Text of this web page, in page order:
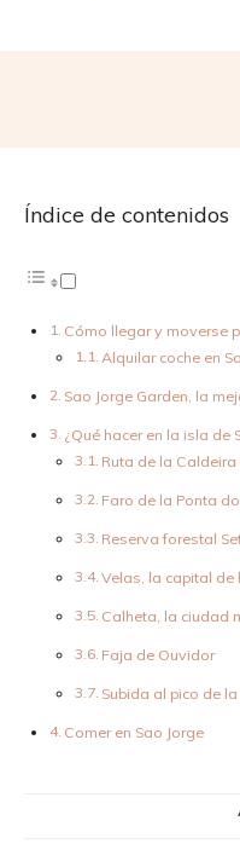
Índice de contenidos
Cómo llegar y moverse
Alquilar coche en
Sao Jorge Garden, la
¿Qué hacer en la isla de
Ruta de la
Faro de la Ponta
Reserva forestal
Velas, la capital de
Calheta, la ciudad
Faja de Ouvidor
Subida al pico de
Comer en Sao Jorge